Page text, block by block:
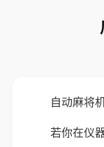
自动麻将
若你在仪